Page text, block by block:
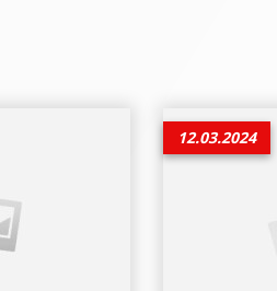
12.03.2024